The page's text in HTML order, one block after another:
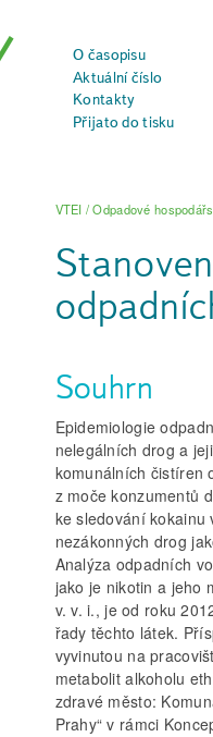
O časopisu
Aktuální číslo
Kontakty
Přijato do tisku
VTEI /Odpadové
Souhrn
Epidemiologie
nelegálních drog a
komunálních čistíren
z moče konzumentů
ke sledování kokainu
nezákonných drog
Analýza odpadních
jako je nikotin a jeho
v. v. i., je od roku
řady těchto látek.
vyvinutou na
metabolit alkoholu
zdravé město:
Prahy“ v rámci